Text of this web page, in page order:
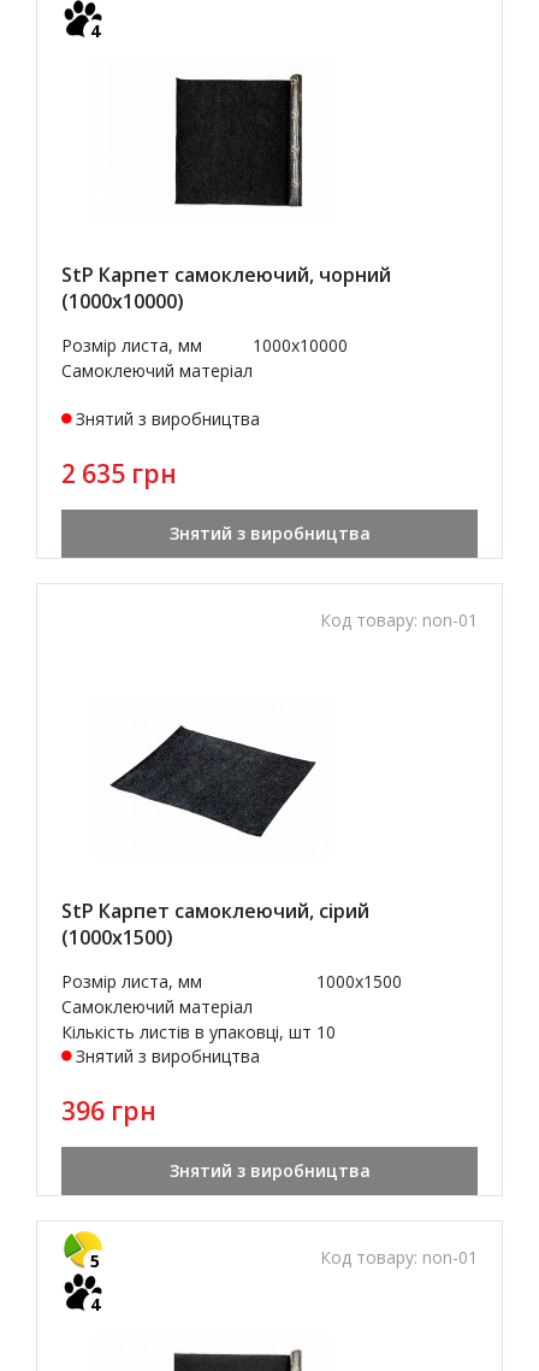
4
StP Карпет самоклеючий, чорний
(1000х10000)
Розмір листа, мм
1000x10000
Самоклеючий матеріал
Знятий з виробництва
2 635 грн
Знятий з виробництва
Код товару: non-01
StP Карпет самоклеючий, сірий
(1000х1500)
Розмір листа, мм
1000x1500
Самоклеючий матеріал
Кількість листів в упаковці, шт 10
Знятий з виробництва
396 грн
Знятий з виробництва
Код товару: non-01
5
4